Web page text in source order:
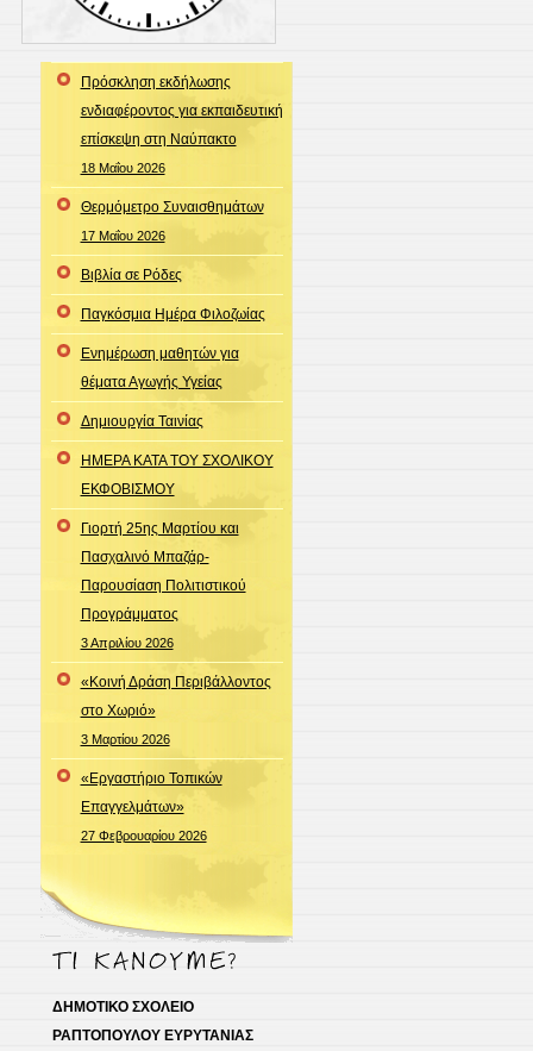
Πρόσκληση εκδήλωσης
ενδιαφέροντος για εκπαιδευτική
επίσκεψη στη Ναύπακτο
18 Μαΐου 2026
Θερμόμετρο Συναισθημάτων
17 Μαΐου 2026
Βιβλία σε Ρόδες
Παγκόσμια Ημέρα Φιλοζωίας
Ενημέρωση μαθητών για
θέματα Αγωγής Υγείας
Δημιουργία Ταινίας
ΗΜΕΡΑ ΚΑΤΑ ΤΟΥ ΣΧΟΛΙΚΟΥ
ΕΚΦΟΒΙΣΜΟΥ
Γιορτή 25ης Μαρτίου και
Πασχαλινό Μπαζάρ-
Παρουσίαση Πολιτιστικού
Προγράμματος
3 Απριλίου 2026
«Κοινή Δράση Περιβάλλοντος
στο Χωριό»
3 Μαρτίου 2026
«Εργαστήριο Τοπικών
Επαγγελμάτων»
27 Φεβρουαρίου 2026
ΔΗΜΟΤΙΚΟ ΣΧΟΛΕΙΟ
ΡΑΠΤΟΠΟΥΛΟΥ ΕΥΡΥΤΑΝΙΑΣ